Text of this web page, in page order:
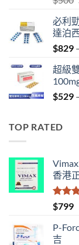
必利
達泊
$829
超級
$529
TOP RATED
香港
評分
滿分 5
$799
P-
吉